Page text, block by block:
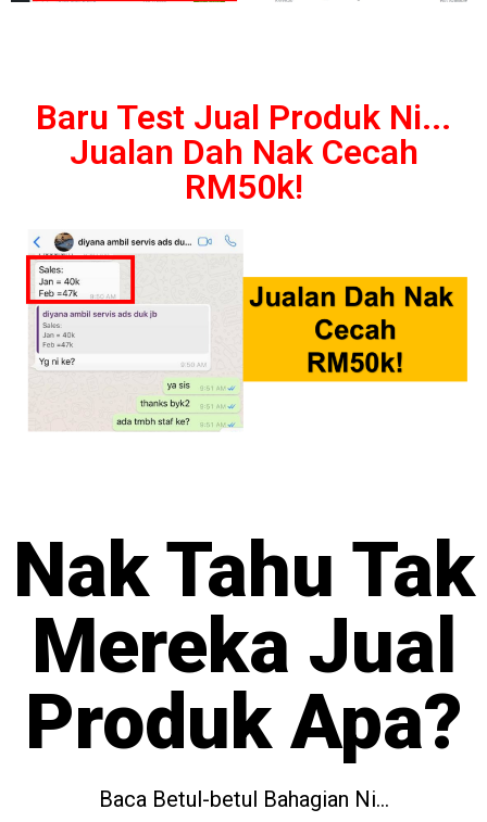
Baru Test Jual Produk Ni...
Jualan Dah Nak Cecah
RM50k!
Nak Tahu Tak
Mereka Jual
Produk Apa?
Baca Betul-betul Bahagian Ni…